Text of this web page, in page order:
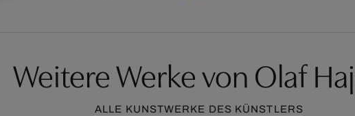
Weitere Werke von Olaf
ALLE KUNSTWERKE DES KÜNSTLERS